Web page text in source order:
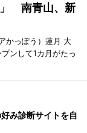
」 南青山、新
かっぽう）蓮月 大
ンして1カ月がたっ
み診断サイトを自